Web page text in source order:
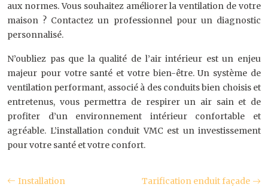
aux normes. Vous souhaitez améliorer la ventilation de votre
maison ? Contactez un professionnel pour un diagnostic
personnalisé.
N’oubliez pas que la qualité de l’air intérieur est un enjeu
majeur pour votre santé et votre bien-être. Un système de
ventilation performant, associé à des conduits bien choisis et
entretenus, vous permettra de respirer un air sain et de
profiter d’un environnement intérieur confortable et
agréable. L’installation conduit VMC est un investissement
pour votre santé et votre confort.
Installation
Tarification enduit façade